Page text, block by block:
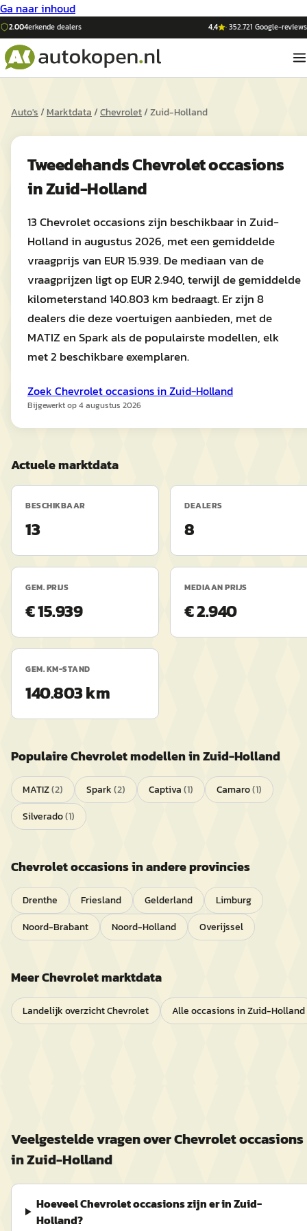
Ga naar inhoud
2.004erkende dealers 4,4 ·352.721 Google-reviews
Auto's/Marktdata/Chevrolet/Zuid-Holland
TweedehandsChevroletoccasions
inZuid-Holland
13 Chevrolet occasions zijn beschikbaar in Zuid-
Holland in augustus 2026, met een gemiddelde
vraagprijs van EUR 15.939. De mediaan van de
vraagprijzen ligt op EUR 2.940, terwijl de gemiddelde
kilometerstand 140.803 km bedraagt. Er zijn 8
dealers die deze voertuigen aanbieden, met de
MATIZ en Spark als de populairste modellen, elk
met 2 beschikbare exemplaren.
Zoek Chevroletoccasions inZuid-Holland
Bijgewerkt op4 augustus 2026
Actuele marktdata
BESCHIKBAAR
13
DEALERS
8
GEM. PRIJS
€ 15.939
MEDIAAN PRIJS
€ 2.940
GEM. KM-STAND
140.803 km
PopulaireChevroletmodellen inZuid-Holland
MATIZ(2) Spark(2) Captiva(1) Camaro(1)
Silverado(1)
Chevroletoccasions in andere provincies
Drenthe Friesland Gelderland
Limburg
Noord-Brabant
Noord-Holland Overijssel
MeerChevroletmarktdata
Landelijk overzichtChevrolet Alle occasions inZuid-Holland
Veelgestelde vragen overChevroletoccasions
inZuid-Holland
Hoeveel Chevrolet occasions zijn er in Zuid-
Holland?